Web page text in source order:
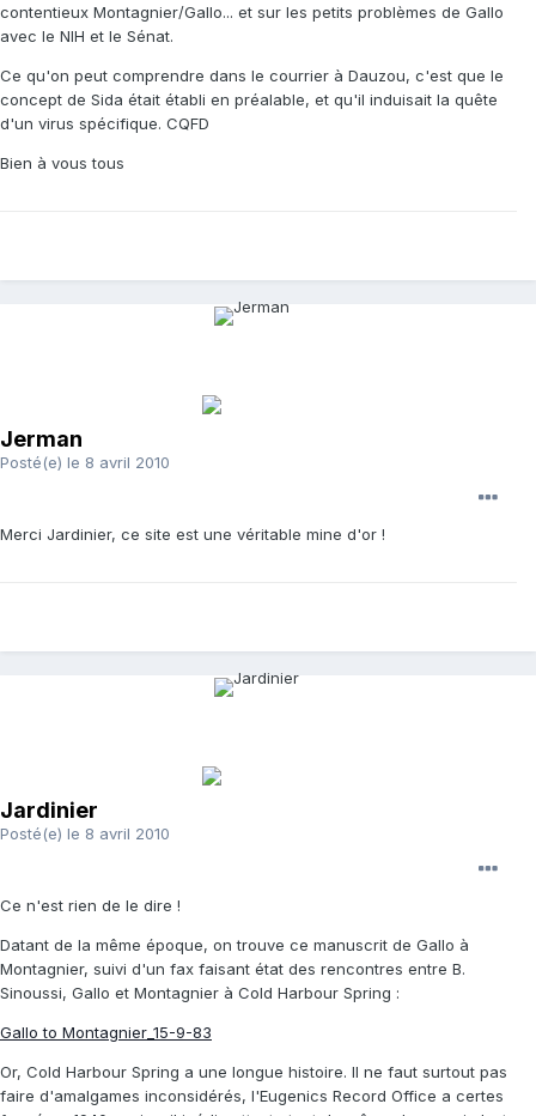
contentieux Montagnier/Gallo... et sur les petits problèmes de Gallo
avec le NIH et le Sénat.
Ce qu'on peut comprendre dans le courrier à Dauzou, c'est que le
concept de Sida était établi en préalable, et qu'il induisait la quête
d'un virus spécifique. CQFD
Bien à vous tous
Jerman
Posté(e) le 8 avril 2010
Merci Jardinier, ce site est une véritable mine d'or !
Jardinier
Posté(e) le 8 avril 2010
Ce n'est rien de le dire !
Datant de la même époque, on trouve ce manuscrit de Gallo à
Montagnier, suivi d'un fax faisant état des rencontres entre B.
Sinoussi, Gallo et Montagnier à Cold Harbour Spring :
Gallo to Montagnier_15-9-83
Or, Cold Harbour Spring a une longue histoire. Il ne faut surtout pas
faire d'amalgames inconsidérés, l'Eugenics Record Office a certes